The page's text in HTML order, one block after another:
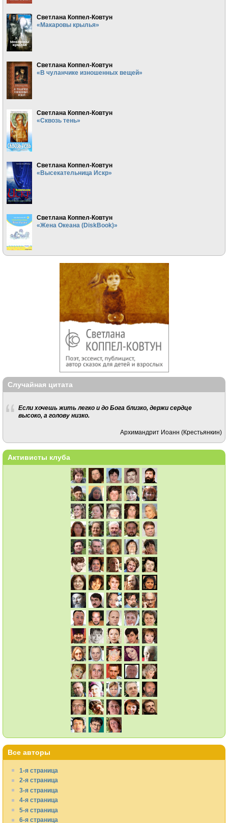
Светлана Коппел-Ковтун
«Макаровы крылья»
Светлана Коппел-Ковтун
«В чуланчике изношенных вещей»
Светлана Коппел-Ковтун
«Сквозь тень»
Светлана Коппел-Ковтун
«Высекательница Искр»
Светлана Коппел-Ковтун
«Жена Океана (DiskBook)»
Случайная цитата
Если хочешь жить легко и до Бога близко, держи сердце
высоко, а голову низко.
Архимандрит Иоанн (Крестьянкин)
Активисты клуба
Все авторы
1-я страница
2-я страница
3-я страница
4-я страница
5-я страница
6-я страница